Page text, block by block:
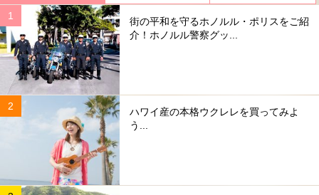
街の平和を守るホノルル・ポリスをご紹
介！ホノルル警察グッ...
ハワイ産の本格ウクレレを買ってみよ
う...